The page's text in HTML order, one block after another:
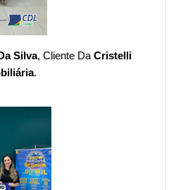
Silva, Cliente Da Cristelli
.